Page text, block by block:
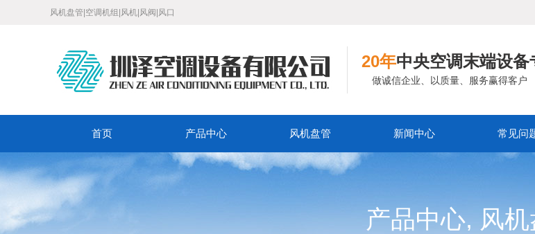
风机盘管|空调机组|风机|风阀|风口
20年中央空调末端设备
做诚信企业、以质量、服务赢得客户
首页 产品中心 风机盘管 新闻中心 常见问
产品中心, 风